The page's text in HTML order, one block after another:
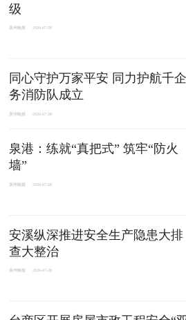
级
泉州晚报 2026-07-28
同心守护万家平安 同力护航千
务消防队成立
泉州晚报 2026-07-28
泉港：练就“真把式” 筑牢“防火
墙”
泉州晚报 2026-07-28
安溪纵深推进安全生产隐患大排
查大整治
泉州晚报 2026-07-28